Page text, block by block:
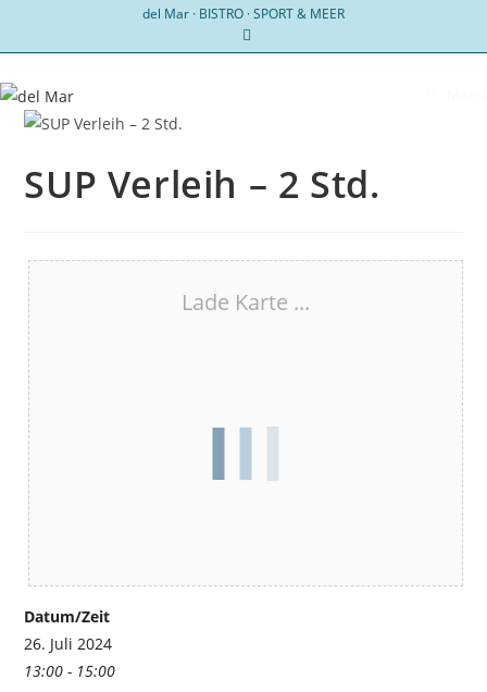
del Mar · BISTRO · SPORT & MEER
SUP Verleih – 2 Std.
Lade Karte ...
Datum/Zeit
26. Juli 2024
13:00 - 15:00